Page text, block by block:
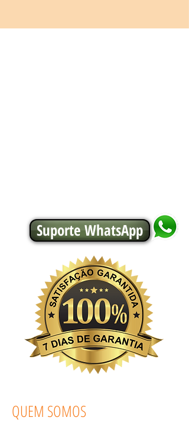
Suporte WhatsApp
QUEM SOMOS